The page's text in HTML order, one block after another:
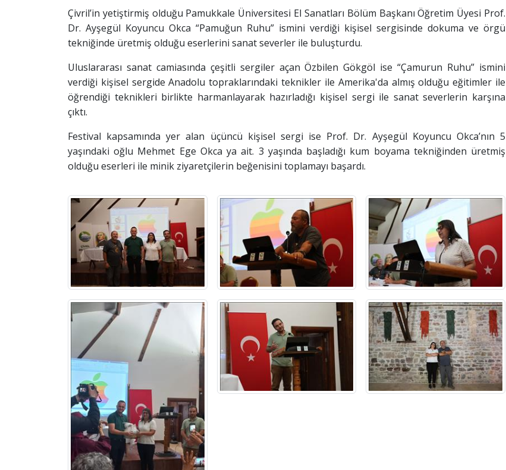
Çivril’in yetiştirmiş olduğu Pamukkale Üniversitesi El Sanatları Bölüm Başkanı Öğretim Üyesi Prof.
Dr. Ayşegül Koyuncu Okca “Pamuğun Ruhu” ismini verdiği kişisel sergisinde dokuma ve örgü
tekniğinde üretmiş olduğu eserlerini sanat severler ile buluşturdu.
Uluslararası sanat camiasında çeşitli sergiler açan Özbilen Gökgöl ise “Çamurun Ruhu” ismini
verdiği kişisel sergide Anadolu topraklarındaki teknikler ile Amerika'da almış olduğu eğitimler ile
öğrendiği teknikleri birlikte harmanlayarak hazırladığı kişisel sergi ile sanat severlerin karşına
çıktı.
Festival kapsamında yer alan üçüncü kişisel sergi ise Prof. Dr. Ayşegül Koyuncu Okca’nın 5
yaşındaki oğlu Mehmet Ege Okca ya ait. 3 yaşında başladığı kum boyama tekniğinden üretmiş
olduğu eserleri ile minik ziyaretçilerin beğenisini toplamayı başardı.